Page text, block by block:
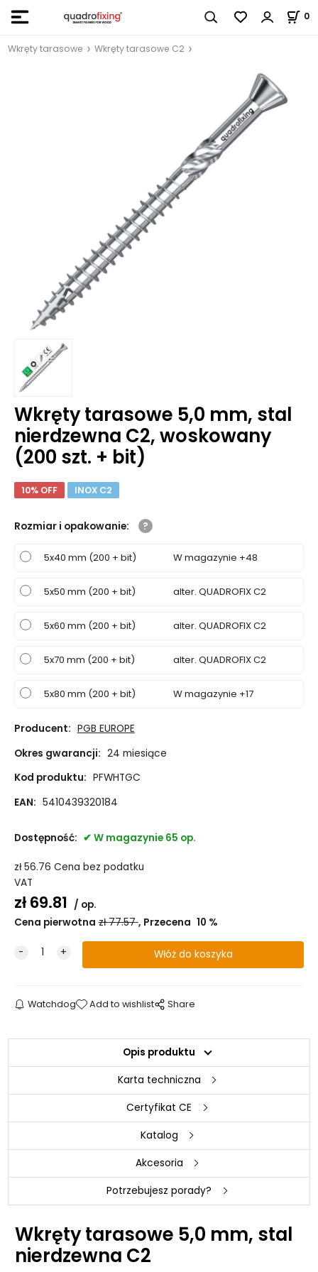
0
Wkręty tarasowe Wkręty tarasowe C2
Wkręty tarasowe 5,0 mm, stal
nierdzewna C2, woskowany
(200 szt. + bit)
10% OFF INOX C2
Rozmiar i opakowanie:
5x40 mm (200 + bit) W magazynie +48
5x50 mm (200 + bit) alter. QUADROFIX C2
5x60 mm (200 + bit) alter. QUADROFIX C2
5x70 mm (200 + bit) alter. QUADROFIX C2
5x80 mm (200 + bit) W magazynie +17
Producent: PGB EUROPE
Okres gwarancji: 24 miesiące
Kod produktu: PFWHTGC
EAN: 5410439320184
Dostępność: W magazynie 65 op.
zł56.76 Cena bez podatku
VAT
zł69.81
op.
Cena pierwotna zł77.57 Przecena 10 %
Watchdog Add to wishlist Share
Opis produktu
Karta techniczna
Certyfikat CE
Katalog
Akcesoria
Potrzebujesz porady?
Wkręty tarasowe 5,0 mm, stal
nierdzewna C2